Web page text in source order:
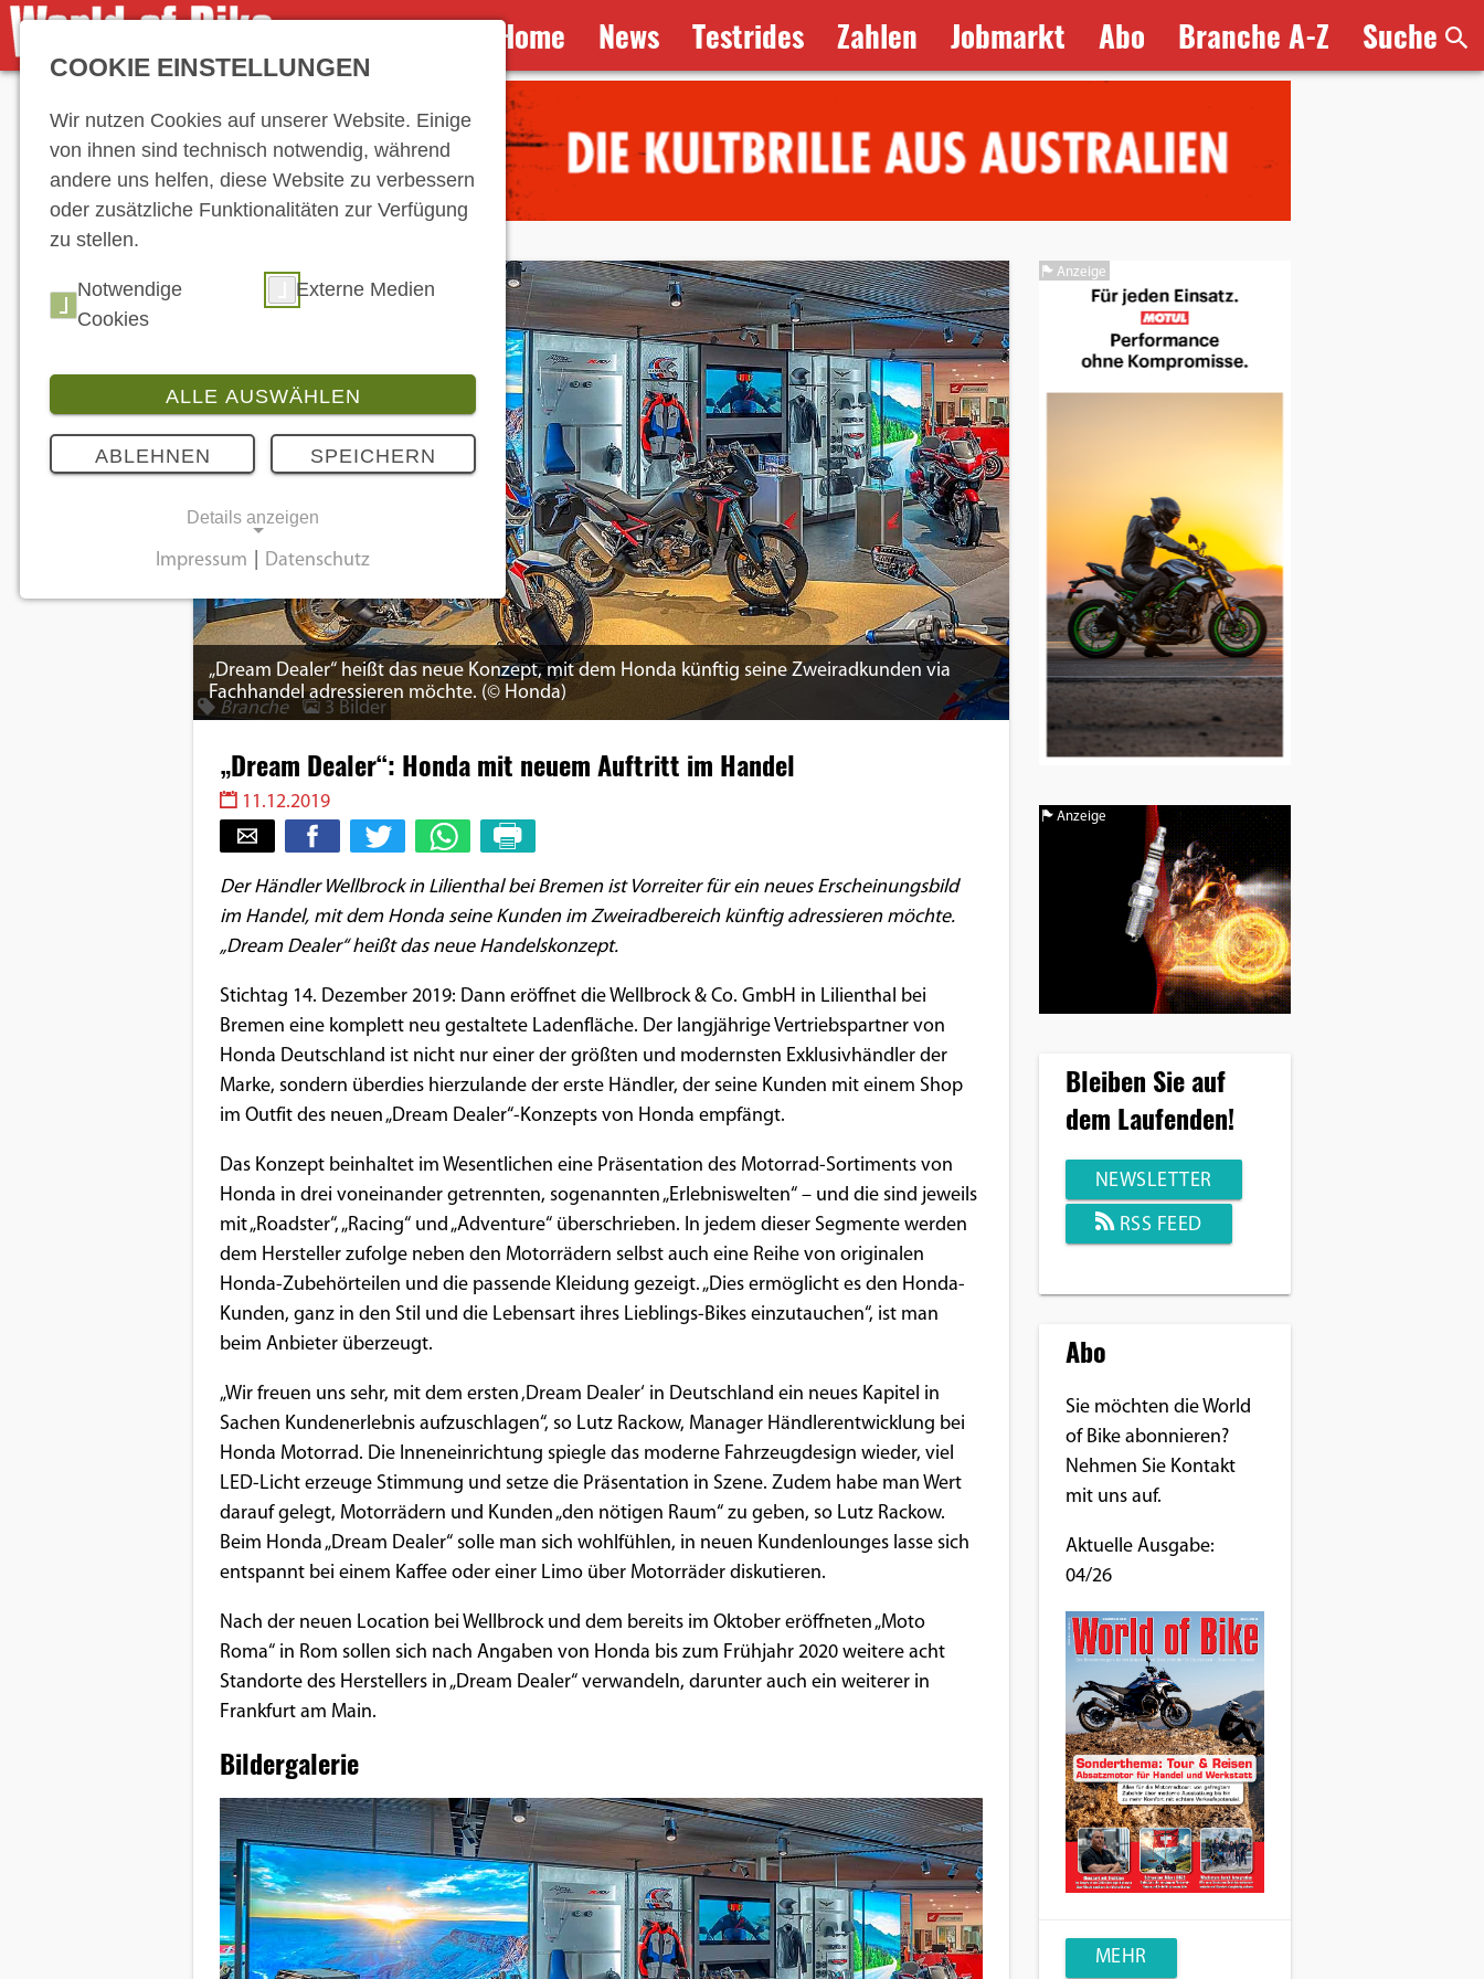
Home News Testrides Zahlen Jobmarkt Abo Branche A-Z Suche
„Dream Dealer“ heißt das neue Konzept, mit dem Honda künftig seine Zweiradkunden via
Fachhandel adressieren möchte. (© Honda)
Branche 3 Bilder
„Dream Dealer“: Honda mit neuem Auftritt im Handel
11.12.2019
Der Händler Wellbrock in Lilienthal bei Bremen ist Vorreiter für ein neues Erscheinungsbild
im Handel, mit dem Honda seine Kunden im Zweiradbereich künftig adressieren möchte.
„Dream Dealer“ heißt das neue Handelskonzept.
Stichtag 14. Dezember 2019: Dann eröffnet die Wellbrock & Co. GmbH in Lilienthal bei
Bremen eine komplett neu gestaltete Ladenfläche. Der langjährige Vertriebspartner von
Honda Deutschland ist nicht nur einer der größten und modernsten Exklusivhändler der
Marke, sondern überdies hierzulande der erste Händler, der seine Kunden mit einem Shop
im Outfit des neuen „Dream Dealer“-Konzepts von Honda empfängt.
Das Konzept beinhaltet im Wesentlichen eine Präsentation des Motorrad-Sortiments von
Honda in drei voneinander getrennten, sogenannten „Erlebniswelten“ – und die sind jeweils
mit „Roadster“, „Racing“ und „Adventure“ überschrieben. In jedem dieser Segmente werden
dem Hersteller zufolge neben den Motorrädern selbst auch eine Reihe von originalen
Honda-Zubehörteilen und die passende Kleidung gezeigt. „Dies ermöglicht es den Honda-
Kunden, ganz in den Stil und die Lebensart ihres Lieblings-Bikes einzutauchen“, ist man
beim Anbieter überzeugt.
„Wir freuen uns sehr, mit dem ersten ‚Dream Dealer‘ in Deutschland ein neues Kapitel in
Sachen Kundenerlebnis aufzuschlagen“, so Lutz Rackow, Manager Händlerentwicklung bei
Honda Motorrad. Die Inneneinrichtung spiegle das moderne Fahrzeugdesign wieder, viel
LED-Licht erzeuge Stimmung und setze die Präsentation in Szene. Zudem habe man Wert
darauf gelegt, Motorrädern und Kunden „den nötigen Raum“ zu geben, so Lutz Rackow.
Beim Honda „Dream Dealer“ solle man sich wohlfühlen, in neuen Kundenlounges lasse sich
entspannt bei einem Kaffee oder einer Limo über Motorräder diskutieren.
Nach der neuen Location bei Wellbrock und dem bereits im Oktober eröffneten „Moto
Roma“ in Rom sollen sich nach Angaben von Honda bis zum Frühjahr 2020 weitere acht
Standorte des Herstellers in „Dream Dealer“ verwandeln, darunter auch ein weiterer in
Frankfurt am Main.
Bildergalerie
Anzeige
Anzeige
Bleiben Sie auf
dem Laufenden!
NEWSLETTER
RSS FEED
Abo
Sie möchten die World
of Bike abonnieren?
Nehmen Sie Kontakt
mit uns auf.
Aktuelle Ausgabe:
04/26
MEHR
COOKIE EINSTELLUNGEN
Wir nutzen Cookies auf unserer Website. Einige
von ihnen sind technisch notwendig, während
andere uns helfen, diese Website zu verbessern
oder zusätzliche Funktionalitäten zur Verfügung
zu stellen.
Notwendige
Cookies
Externe Medien
ALLE AUSWÄHLEN
ABLEHNEN SPEICHERN
Details anzeigen
Notwendige Cookies ermöglichen
grundlegende Funktionen und sind für die
einwandfreie Funktion der Website
Einverständnis-Cookie
Dieser Cookie speichert die
EXTERNE MEDIEN
Um Inhalte von Videoplattformen und
Social Media Plattformen anzeigen zu
können, werden von diesen externen
Medien Cookies gesetzt.
Impressum Datenschutz